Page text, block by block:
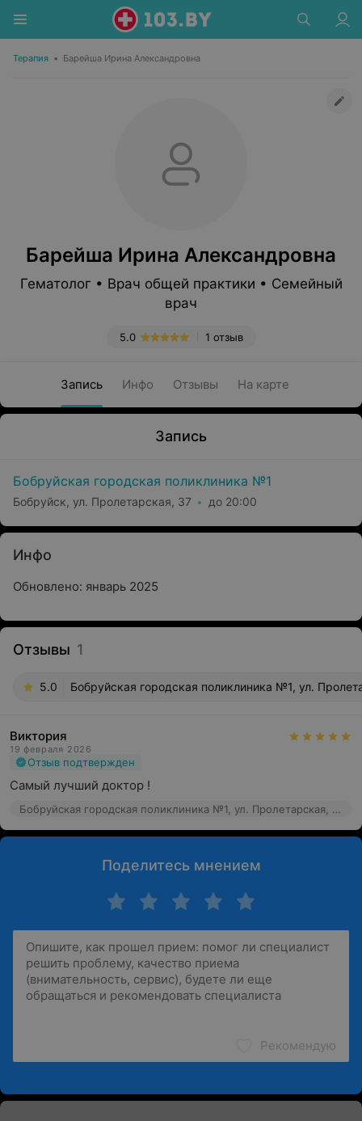
Терапия • Барейша Ирина Александровна
Барейша Ирина Александровна
Гематолог • Врач общей практики • Семейный
врач
1 отзыв
5.0
Запись Инфо Отзывы На карте
Запись
Бобруйская городская поликлиника №1
Бобруйск, ул. Пролетарская, 37 до 20:00
Инфо
Обновлено: январь 2025
Отзывы 1
5.0 Бобруйская городская поликлиника №1, ул.
Виктория
19 февраля 2026
Отзыв подтвержден
Самый лучший доктор !
Бобруйская городская поликлиника №1, ул. Пролетарская, 37
Поделитесь мнением
Рекомендую